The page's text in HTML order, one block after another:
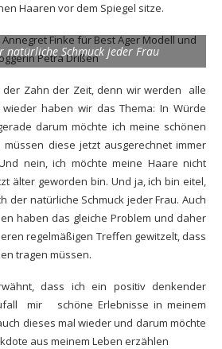
Haaren vor dem Spiegel sitze.
natürliche Schmuck jeder Frau
der Zahn der Zeit, denn wir werden alle
haben wir das Thema: In Würde
darum möchte ich meine schönen
müssen diese jetzt ausgerechnet immer
nein, ich möchte meine Haare nicht
älter geworden bin. Und ja, ich bin eitel,
der natürliche Schmuck jeder Frau. Auch
haben das gleiche Problem und daher
regelmäßigen Treffen gewitzelt, dass
tragen müssen.
dass ich ein positiv denkender
mir schöne Erlebnisse in meinem
dieses mal wieder und darum möchte
aus meinem Leben erzählen